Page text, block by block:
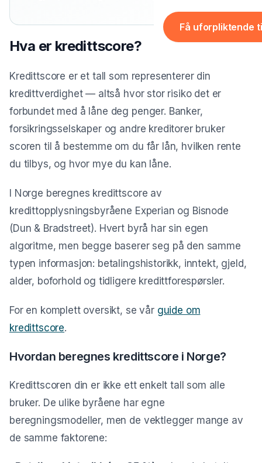
BOLIG & LIVSSTIL
Tannlege
Møbler
El-sykkel
Leasing
GJELD &
Refinansiering
Samlelån
Lån uten sikkerhet
Få uforpliktende
Hva er kredittscore?
Kredittscore er et tall som representerer din
kredittverdighet — altså hvor stor risiko det er
forbundet med å låne deg penger. Banker,
forsikringsselskaper og andre kreditorer bruker
scoren til å bestemme om du får lån, hvilken rente
du tilbys, og hvor mye du kan låne.
I Norge beregnes kredittscore av
kredittopplysningsbyråene Experian og Bisnode
(Dun & Bradstreet). Hvert byrå har sin egen
algoritme, men begge baserer seg på den samme
typen informasjon: betalingshistorikk, inntekt, gjeld,
alder, boforhold og tidligere kredittforespørsler.
For en komplett oversikt, se vår guide om
kredittscore.
Hvordan beregnes kredittscore i Norge?
Kredittscoren din er ikke ett enkelt tall som alle
bruker. De ulike byråene har egne
beregningsmodeller, men de vektlegger mange av
de samme faktorene: